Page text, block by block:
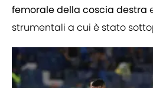
femorale della coscia destra
strumentali a cui è stato